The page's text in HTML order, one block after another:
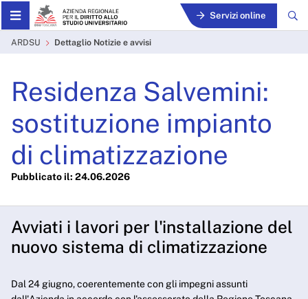
Skip to Main Content Servizi online
Dettaglio Notizie e avvisi -
ARDSU Dettaglio Notizie e avvisi
Residenza Salvemini:
sostituzione impianto
di climatizzazione
Pubblicato il: 24.06.2026
Avviati i lavori per l'installazione del
nuovo sistema di climatizzazione
Dal 24 giugno, coerentemente con gli impegni assunti